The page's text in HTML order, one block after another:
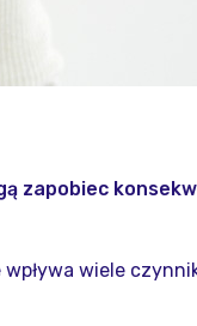
zapobiec
wiele